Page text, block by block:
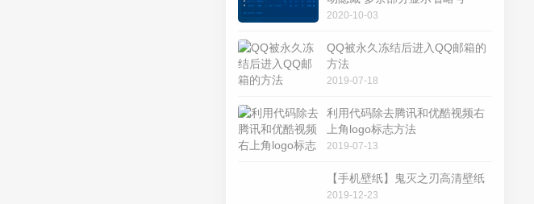
2020-10-03
QQ被永久冻结后进入QQ邮箱的
方法
2019-07-18
利用代码除去腾讯和优酷视频右
上角logo标志方法
2019-07-13
【手机壁纸】鬼灭之刃高清壁纸
2019-12-23